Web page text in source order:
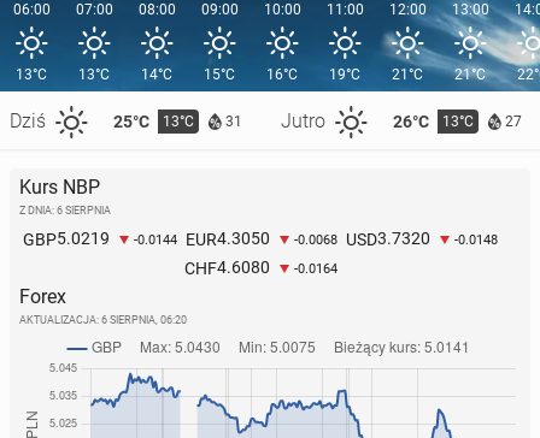
06:00
13°C
Dziś 25°C 13°C 31 Jutro 26°C 13°C 27
07:00
13°C
08:00
14°C
09:00
15°C
10:00
16°C
11:00
19°C
12:00
21°C
13:00
21°C
Kurs NBP
Z DNIA: 6 SIERPNIA
GBP5.0219 -0.0144 EUR4.3050 -0.0068 USD3.7320 -0.0148
CHF4.6080 -0.0164
Forex
AKTUALIZACJA: 6 SIERPNIA, 06:20